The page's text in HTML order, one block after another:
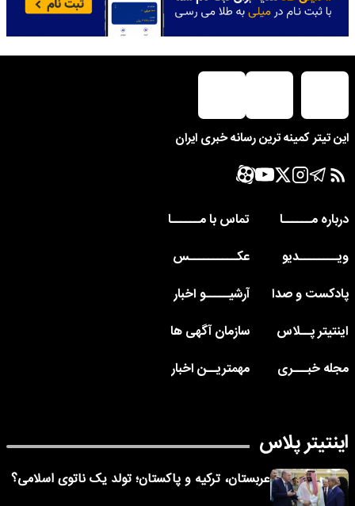
این تیتر کمینه ترین رسانه خبری ایران
درباره مــــــا
تماس با مــــــا
ویــــــــدیو
عکــــــــــس
پادکست و صدا
آرشیـــــو اخبار
اینتیتر پــلاس
سازمان آگهی ها
مجله خبـــری
مهمتریــن اخبار
اینتیتر پلاس
عربستان، ترکیه و پاکستان؛ تولد یک ناتوی اسلامی؟